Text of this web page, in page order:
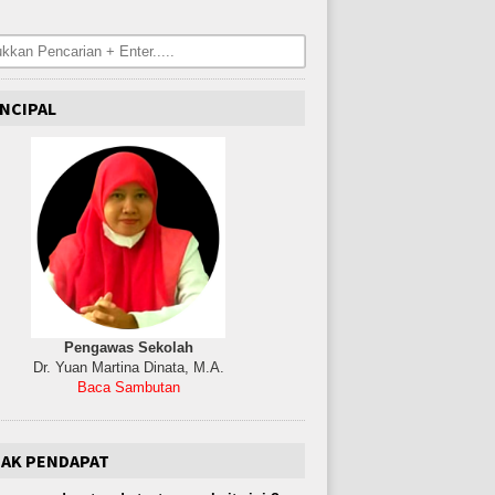
Pengawas Sekolah
Dr. Yuan Martina Dinata, M.A.
Baca Sambutan
PENDAPAT